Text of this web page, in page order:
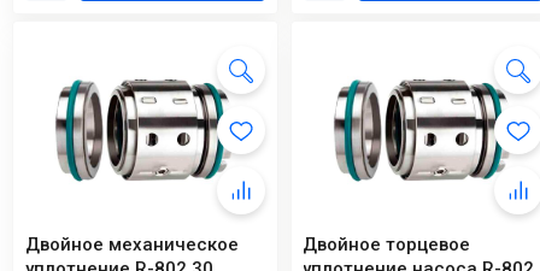
Двойное механическое
Двойное торцевое